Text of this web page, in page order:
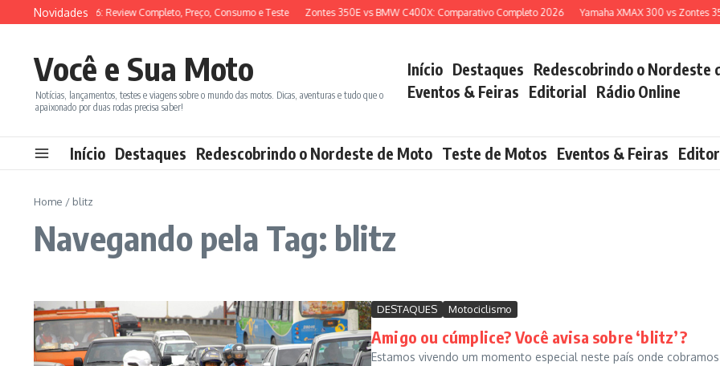
Ir para o conteúdo
Novidades
SYM ADX 150 2026: Review Completo, Preço, Consumo e Teste Zontes 350E vs BMW C400X: Comparativo Completo 2026 Yamaha XMAX 300 vs Zontes
Você e Sua Moto
Notícias, lançamentos, testes e viagens sobre o mundo das motos. Dicas, aventuras e tudo que o
apaixonado por duas rodas precisa saber!
Início Destaques Redescobrindo o Nordeste
Eventos & Feiras Editorial Rádio Online
Início Destaques Redescobrindo o Nordeste de Moto Teste de Motos Eventos & Feiras
Home / blitz
Navegando pela Tag: blitz
DESTAQUES Motociclismo
Amigo ou cúmplice? Você avisa sobre ‘blitz’?
Estamos vivendo um momento especial neste país onde